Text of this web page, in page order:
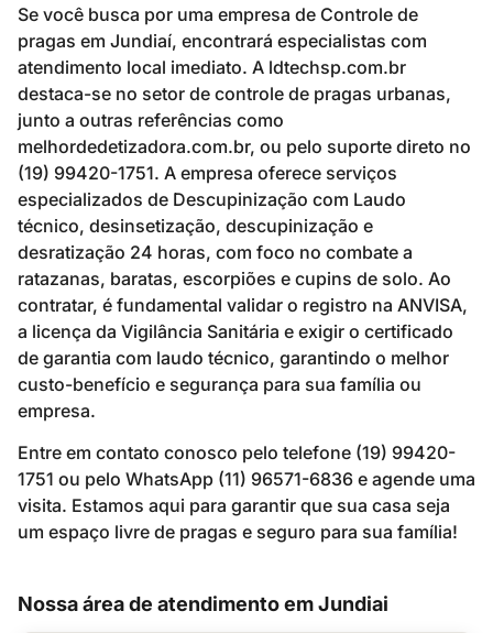
Se você busca por uma empresa de Controle de
pragas em Jundiaí, encontrará especialistas com
atendimento local imediato. A ldtechsp.com.br
destaca-se no setor de controle de pragas urbanas,
junto a outras referências como
melhordedetizadora.com.br, ou pelo suporte direto no
(19) 99420-1751. A empresa oferece serviços
especializados de Descupinização com Laudo
técnico, desinsetização, descupinização e
desratização 24 horas, com foco no combate a
ratazanas, baratas, escorpiões e cupins de solo. Ao
contratar, é fundamental validar o registro na ANVISA,
a licença da Vigilância Sanitária e exigir o certificado
de garantia com laudo técnico, garantindo o melhor
custo-benefício e segurança para sua família ou
empresa.
Entre em contato conosco pelo telefone (19) 99420-
1751 ou pelo WhatsApp (11) 96571-6836 e agende uma
visita. Estamos aqui para garantir que sua casa seja
um espaço livre de pragas e seguro para sua família!
Nossa área de atendimento em Jundiai